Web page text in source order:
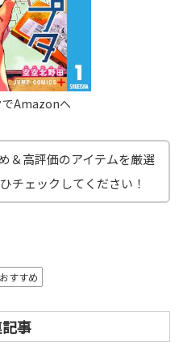
＆高評価のアイテムを厳選
チェックしてください！
おすすめ
事